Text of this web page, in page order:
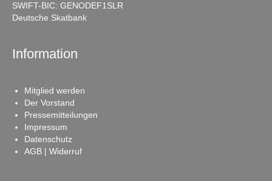
SWIFT-BIC: GENODEF1SLR
Deutsche Skatbank
Information
Mitglied werden
Der Vorstand
Pressemitteilungen
Impressum
Datenschutz
AGB | Widerruf